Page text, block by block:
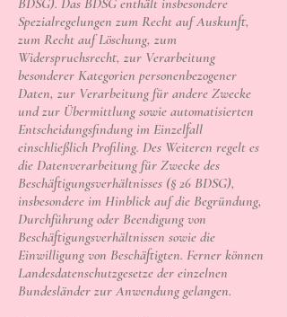
BDSG). Das BDSG enthält insbesondere
Spezialregelungen zum Recht auf Auskunft,
zum Recht auf Löschung, zum
Widerspruchsrecht, zur Verarbeitung
besonderer Kategorien personenbezogener
Daten, zur Verarbeitung für andere Zwecke
und zur Übermittlung sowie automatisierten
Entscheidungsfindung im Einzelfall
einschließlich Profiling. Des Weiteren regelt es
die Datenverarbeitung für Zwecke des
Beschäftigungsverhältnisses (§ 26 BDSG),
insbesondere im Hinblick auf die Begründung,
Durchführung oder Beendigung von
Beschäftigungsverhältnissen sowie die
Einwilligung von Beschäftigten. Ferner können
Landesdatenschutzgesetze der einzelnen
Bundesländer zur Anwendung gelangen.